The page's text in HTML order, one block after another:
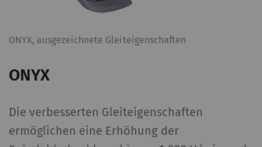
ONYX, ausgezeichnete Gleiteigenschaften
ONYX
Die verbesserten Gleiteigenschaften
ermöglichen eine Erhöhung der